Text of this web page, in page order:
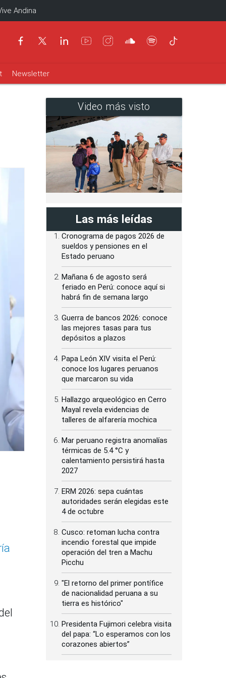
Andina
Newsletter
Video más visto
Las más leídas
Cronograma de pagos 2026 de
sueldos y pensiones en el
Estado peruano
Mañana 6 de agosto será
feriado en Perú: conoce aquí si
habrá fin de semana largo
Guerra de bancos 2026: conoce
las mejores tasas para tus
depósitos a plazos
Papa León XIV visita el Perú:
conoce los lugares peruanos
que marcaron su vida
Hallazgo arqueológico en Cerro
Mayal revela evidencias de
talleres de alfarería mochica
Mar peruano registra anomalías
térmicas de 5.4 °C y
calentamiento persistirá hasta
2027
ERM 2026: sepa cuántas
autoridades serán elegidas este
4 de octubre
Cusco: retoman lucha contra
incendio forestal que impide
operación del tren a Machu
Picchu
"El retorno del primer pontífice
de nacionalidad peruana a su
tierra es histórico"
Presidenta Fujimori celebra visita
del papa: “Lo esperamos con los
corazones abiertos”